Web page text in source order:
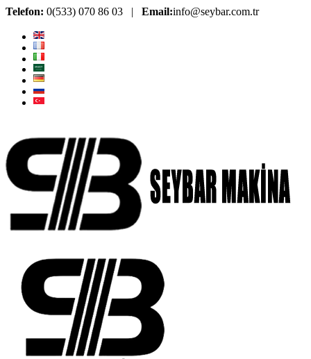
Telefon: 0(533) 070 86 03 | Email:info@seybar.com.tr